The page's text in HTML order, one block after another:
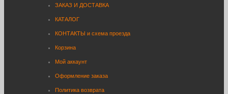
ЗАКАЗ И ДОСТАВКА
КАТАЛОГ
КОНТАКТЫ и схема проезда
Корзина
Мой аккаунт
Оформление заказа
Политика возврата